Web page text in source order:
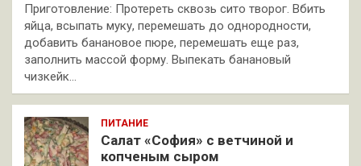
Приготовление: Протереть сквозь сито творог. Вбить
яйца, всыпать муку, перемешать до однородности,
добавить банановое пюре, перемешать еще раз,
заполнить массой форму. Выпекать банановый
чизкейк…
ПИТАНИЕ
Салат «София» с ветчиной и
копченым сыром